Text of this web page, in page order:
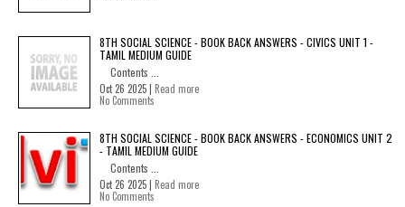
8TH SOCIAL SCIENCE - BOOK BACK ANSWERS - CIVICS UNIT 1 -
TAMIL MEDIUM GUIDE
Contents ...
Oct 26 2025 | Read more
No Comments
8TH SOCIAL SCIENCE - BOOK BACK ANSWERS - ECONOMICS UNIT 2
- TAMIL MEDIUM GUIDE
Contents ...
Oct 26 2025 | Read more
No Comments